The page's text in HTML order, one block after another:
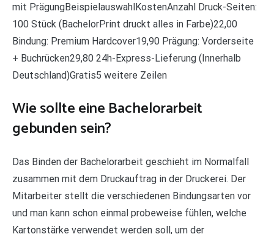
mit PrägungBeispielauswahlKostenAnzahl Druck-Seiten:
100 Stück (BachelorPrint druckt alles in Farbe)22,00
Bindung: Premium Hardcover19,90 Prägung: Vorderseite
+ Buchrücken29,80 24h-Express-Lieferung (Innerhalb
Deutschland)Gratis5 weitere Zeilen
Wie sollte eine Bachelorarbeit
gebunden sein?
Das Binden der Bachelorarbeit geschieht im Normalfall
zusammen mit dem Druckauftrag in der Druckerei. Der
Mitarbeiter stellt die verschiedenen Bindungsarten vor
und man kann schon einmal probeweise fühlen, welche
Kartonstärke verwendet werden soll, um der